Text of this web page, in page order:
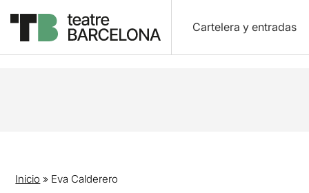
Cartelera y entradas
Inicio » Eva Calderero